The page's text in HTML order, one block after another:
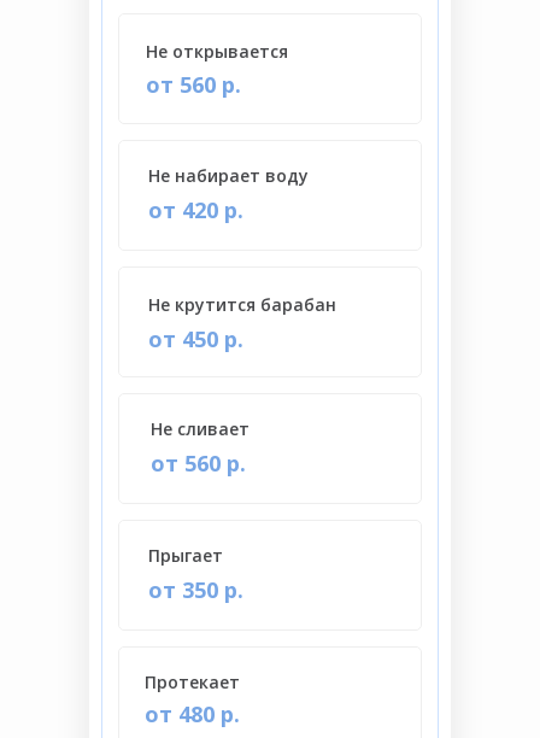
от 420 р.
Не набирает воду
от 450 р.
Не крутится барабан
от 560 р.
Не открывается
от 560 р.
Не сливает
от 480 р.
Протекает
от 350 р.
Прыгает